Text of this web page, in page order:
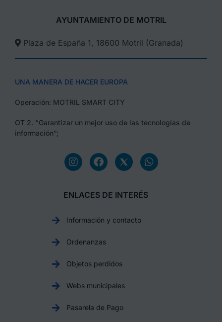
AYUNTAMIENTO DE MOTRIL
Plaza de España 1, 18600 Motril (Granada)​
UNA MANERA DE HACER EUROPA
Operación: MOTRIL SMART CITY
OT 2. “Garantizar un mejor uso de las tecnologías de
información”;
ENLACES DE INTERÉS
Información y contacto
Ordenanzas
Objetos perdidos
Webs municipales
Pasarela de Pago